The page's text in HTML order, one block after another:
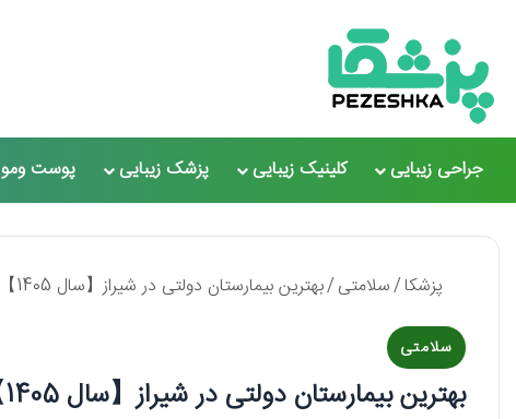
جراحی زیبایی کلینیک زیبایی پزشک زیبایی پوست ومو
پزشکا/سلامتی/بهترین بیمارستان دولتی در شیراز【سال 1405】❤️+ لیست 10 تایی
سلامتی
بهترین بیمارستان دولتی در شیراز【سال 1405】❤️+ لیست 10 تایی